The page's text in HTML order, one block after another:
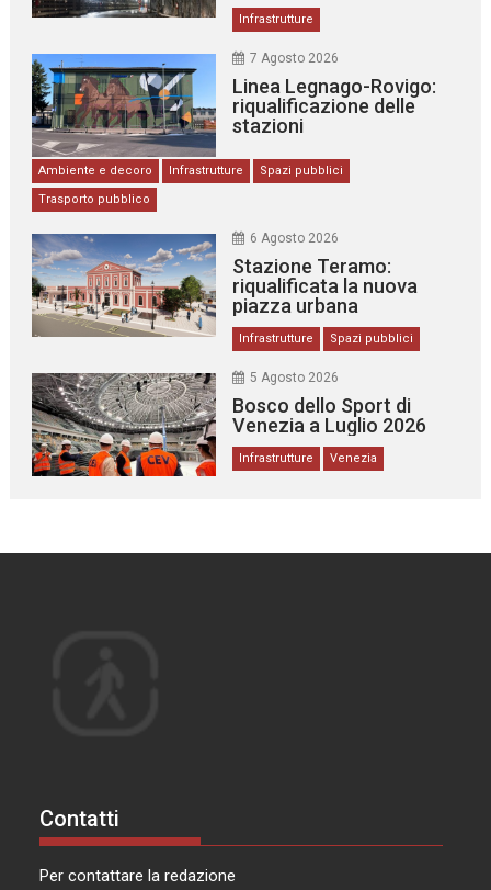
Infrastrutture
7 Agosto 2026
Linea Legnago-Rovigo:
riqualificazione delle
stazioni
Ambiente e decoro Infrastrutture
Spazi pubblici
Trasporto pubblico
6 Agosto 2026
Stazione Teramo:
riqualificata la nuova
piazza urbana
Infrastrutture Spazi pubblici
5 Agosto 2026
Bosco dello Sport di
Venezia a Luglio 2026
Infrastrutture Venezia
Contatti
Per contattare la redazione